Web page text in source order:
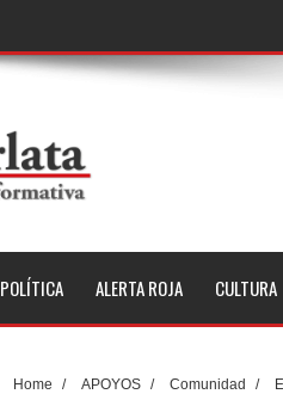
POLÍTICA ALERTA ROJA CULTURA
Home / APOYOS / Comunidad /